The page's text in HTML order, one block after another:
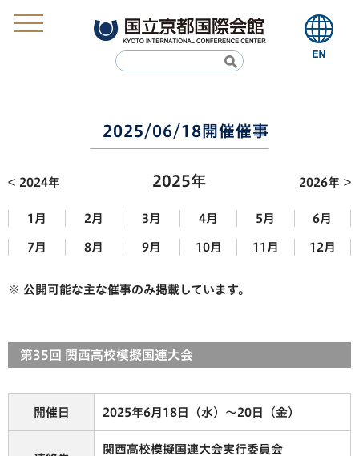
2025/06/18開催催事
2024年 2025年 2026年
1月 2月 3月 4月 5月 6月
7月 8月 9月 10月 11月 12月
※ 公開可能な主な催事のみ掲載しています。
第35回 関西高校模擬国連大会
開催日 2025年6月18日（水）～20日（金）
関西高校模擬国連大会実行委員会